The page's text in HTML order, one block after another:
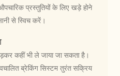
प्रस्तुतियों के लिए खड़े होने
से स्विच करें।
कहीं भी ले जाया जा सकता है।
ब्रेकिंग सिस्टम तुरंत सक्रिय